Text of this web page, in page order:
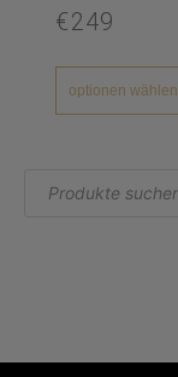
€249
optionen wählen